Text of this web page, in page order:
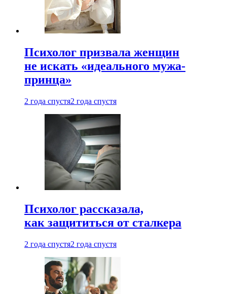
Психолог призвала женщин
не искать «идеального мужа-
принца»
2 года спустя2 года спустя
Психолог рассказала,
как защититься от сталкера
2 года спустя2 года спустя